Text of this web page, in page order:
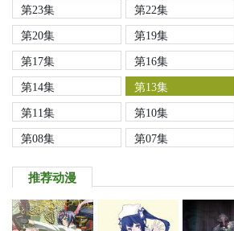
第23集 第22集
第20集
第19集
第17集
第16集
第14集
第13集
第11集
第10集
第08集
第07集
推荐动漫